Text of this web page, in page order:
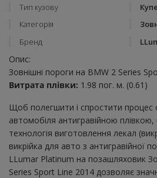
Тип кузову
Купе
Категорія
Бренд
Опис:
Зовнішні пороги на BMW 2 Series
Витрата плівки: 1.98 пог. м. (0.61)
Щоб полегшити і спростити процес
автомобіля антигравійною
технологія виготовлення лекал
викрійка для авто з антигравійної
LLumar Platinum на позашляховик
Series Sport Line 2014 дозволяє